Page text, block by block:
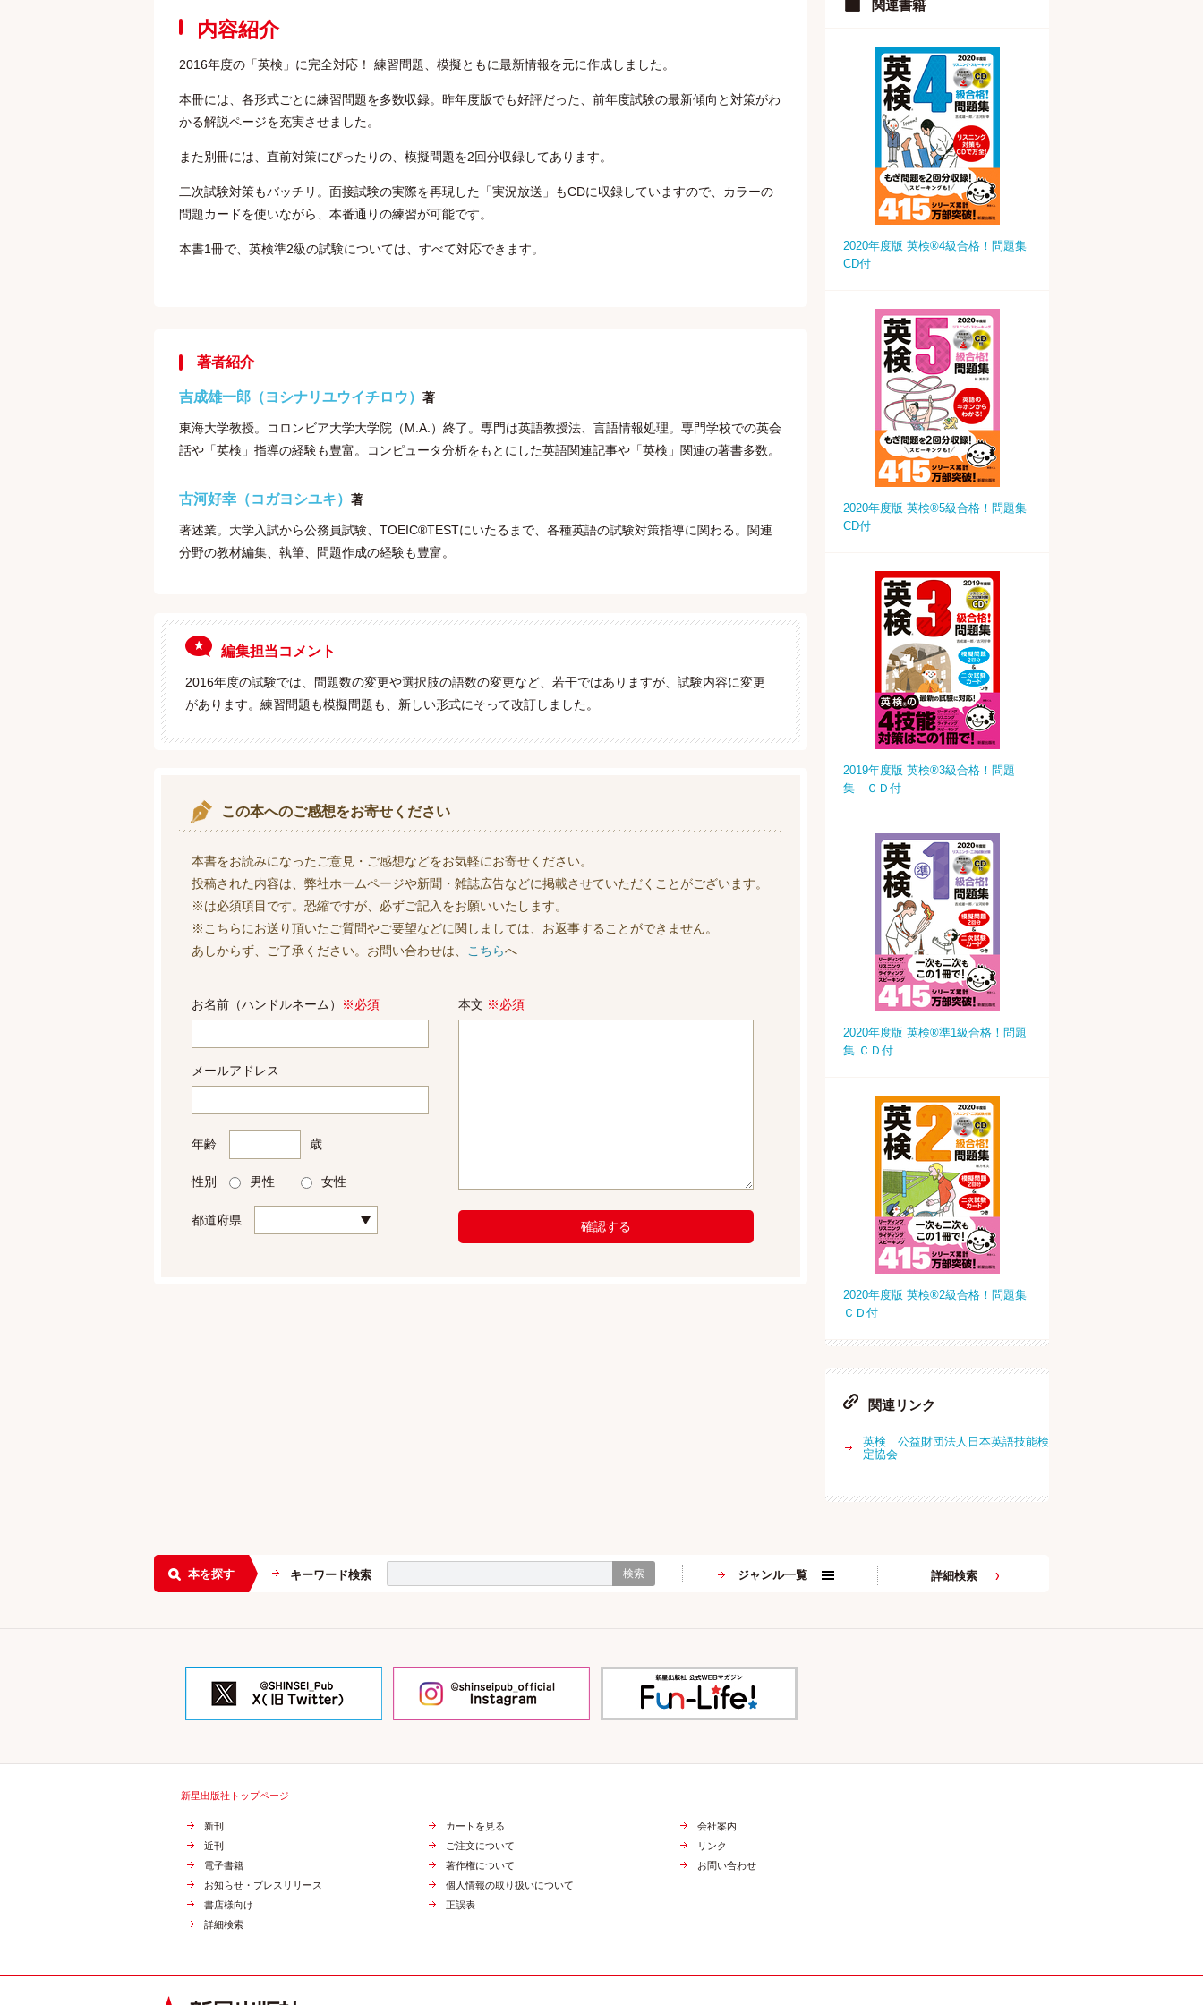
内容紹介
2016年度の「英検」に完全対応！ 練習問題、模擬ともに最新情報を元に作成しました。
本冊には、各形式ごとに練習問題を多数収録。昨年度版でも好評だった、前年度試験の最新傾向と対策がわ
かる解説ページを充実させました。
また別冊には、直前対策にぴったりの、模擬問題を2回分収録してあります。
二次試験対策もバッチリ。面接試験の実際を再現した「実況放送」もCDに収録していますので、カラーの
問題カードを使いながら、本番通りの練習が可能です。
本書1冊で、英検準2級の試験については、すべて対応できます。
著者紹介
吉成雄一郎（ヨシナリユウイチロウ） 著
東海大学教授。コロンビア大学大学院（M.A.）終了。専門は英語教授法、言語情報処理。専門学校での英会
話や「英検」指導の経験も豊富。コンピュータ分析をもとにした英語関連記事や「英検」関連の著書多数。
古河好幸（コガヨシユキ） 著
著述業。大学入試から公務員試験、TOEIC®TESTにいたるまで、各種英語の試験対策指導に関わる。関連
分野の教材編集、執筆、問題作成の経験も豊富。
編集担当コメント
2016年度の試験では、問題数の変更や選択肢の語数の変更など、若干ではありますが、試験内容に変更
があります。練習問題も模擬問題も、新しい形式にそって改訂しました。
この本へのご感想をお寄せください
本書をお読みになったご意見・ご感想などをお気軽にお寄せください。
投稿された内容は、弊社ホームページや新聞・雑誌広告などに掲載させていただくことがございます。
※は必須項目です。恐縮ですが、必ずご記入をお願いいたします。
※こちらにお送り頂いたご質問やご要望などに関しましては、お返事することができません。
あしからず、ご了承ください。お問い合わせは、
こちらへ
お名前（ハンドルネーム） ※必須
メールアドレス
年齢 歳
性別 男性 女性
都道府県
本文 ※必須
確認する
関連書籍
2020年度版 英検®4級合格！問題集
CD付
2020年度版 英検®5級合格！問題集
CD付
2019年度版 英検®3級合格！問題
集 ＣＤ付
2020年度版 英検®準1級合格！問題
集 ＣＤ付
2020年度版 英検®2級合格！問題集
ＣＤ付
関連リンク
英検 公益財団法人日本英語技能検
定協会
本を探す キーワード検索 検索 ジャンル一覧 詳細検索
新星出版社トップページ
新刊
近刊
電子書籍
お知らせ・プレスリリース
書店様向け
詳細検索
カートを見る
ご注文について
著作権について
個人情報の取り扱いについて
正誤表
会社案内
リンク
お問い合わせ